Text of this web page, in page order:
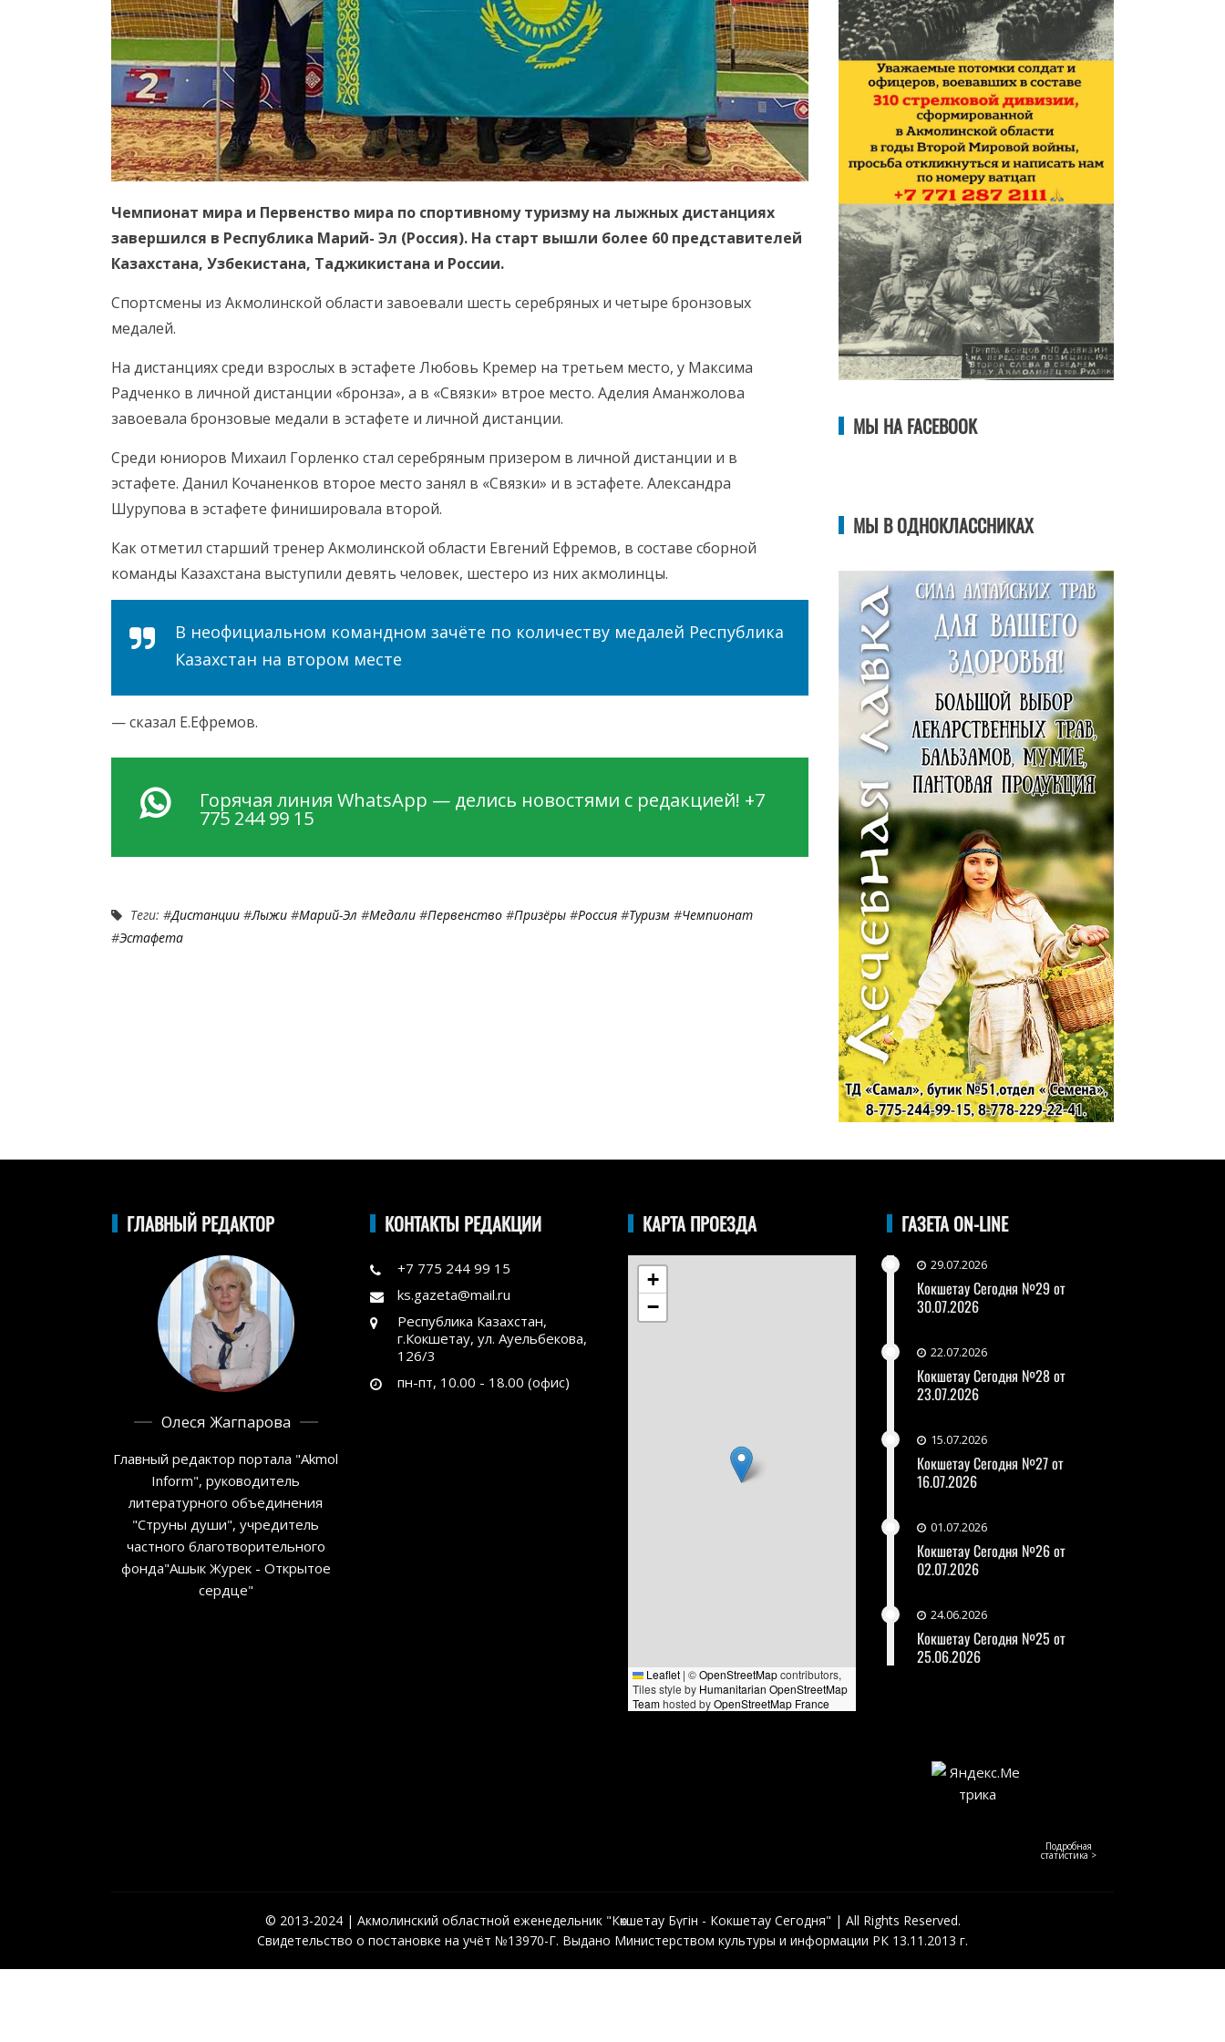
Чемпионат мира и Первенство мира по спортивному туризму на лыжных дистанциях
завершился в Республика Марий- Эл (Россия). На старт вышли более 60 представителей
Казахстана, Узбекистана, Таджикистана и России.
Спортсмены из Акмолинской области завоевали шесть серебряных и четыре бронзовых
медалей.
На дистанциях среди взрослых в эстафете Любовь Кремер на третьем место, у Максима
Радченко в личной дистанции «бронза», а в «Связки» втрое место. Аделия Аманжолова
завоевала бронзовые медали в эстафете и личной дистанции.
Среди юниоров Михаил Горленко стал серебряным призером в личной дистанции и в
эстафете. Данил Кочаненков второе место занял в «Связки» и в эстафете. Александра
Шурупова в эстафете финишировала второй.
Как отметил старший тренер Акмолинской области Евгений Ефремов, в составе сборной
команды Казахстана выступили девять человек, шестеро из них акмолинцы.
В неофициальном командном зачёте по количеству медалей Республика
Казахстан на втором месте
— сказал Е.Ефремов.
Горячая линия WhatsApp — делись новостями с редакцией! +7
775 244 99 15
Теги: #Дистанции #Лыжи #Марий-Эл #Медали #Первенство #Призёры #Россия #Туризм #Чемпионат
#Эстафета
МЫ НА FACEBOOK
МЫ В ОДНОКЛАССНИКАХ
ГЛАВНЫЙ РЕДАКТОР
Олеся Жагпарова
Главный редактор портала "Akmol
Inform", руководитель
литературного объединения
"Струны души", учредитель
частного благотворительного
фонда"Ашык Журек - Открытое
сердце"
КОНТАКТЫ РЕДАКЦИИ
+7 775 244 99 15
ks.gazeta@mail.ru
Республика Казахстан,
г.Кокшетау, ул. Ауельбекова,
126/3
пн-пт, 10.00 - 18.00 (офис)
КАРТА ПРОЕЗДА
+
−
Leaflet | ©OpenStreetMapcontributors,
Tiles style by Humanitarian OpenStreetMap
Teamhosted byOpenStreetMap France
ГАЗЕТА ON-LINE
29.07.2026
Кокшетау Сегодня №29 от
30.07.2026
22.07.2026
Кокшетау Сегодня №28 от
23.07.2026
15.07.2026
Кокшетау Сегодня №27 от
16.07.2026
01.07.2026
Кокшетау Сегодня №26 от
02.07.2026
24.06.2026
Кокшетау Сегодня №25 от
25.06.2026
Подробная
статистика >
© 2013-2024 | Акмолинский областной еженедельник "Көкшетау Бүгін - Кокшетау Сегодня" | All Rights Reserved.
Свидетельство о постановке на учёт №13970-Г. Выдано Министерством культуры и информации РК 13.11.2013 г.